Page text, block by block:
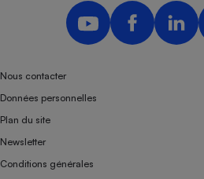
Nous contacter
Données personnelles
Plan du site
Newsletter
Conditions générales